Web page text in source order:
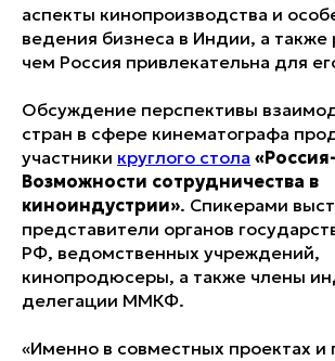
аспекты кинопроизводства и
ведения бизнеса в Индии, а также
чем Россия привлекательна для
Обсуждение перспективы
стран в сфере кинематографа
участники круглого стола
Возможности сотрудничества в
киноиндустрии». Спикерами
представители органов
РФ, ведомственных учреждений,
кинопродюсеры, а также члены
делегации ММКФ.
«Именно в совместных проектах и